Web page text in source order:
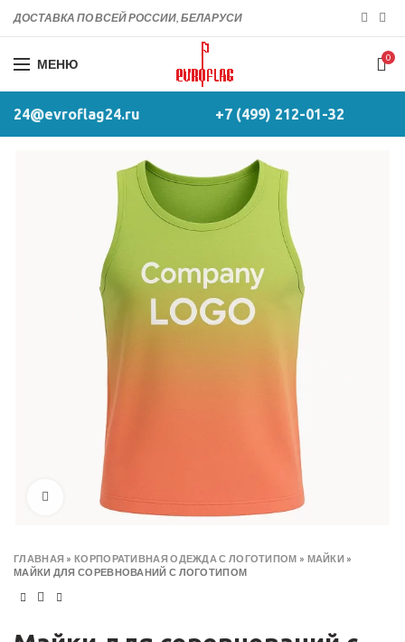
ДОСТАВКА ПО ВСЕЙ РОССИИ, БЕЛАРУСИ
МЕНЮ 0
24@evroflag24.ru +7 (499) 212-01-32
Click to enlarge
ГЛАВНАЯ »КОРПОРАТИВНАЯ ОДЕЖДА С ЛОГОТИПОМ » МАЙКИ »
МАЙКИ ДЛЯ СОРЕВНОВАНИЙ С ЛОГОТИПОМ